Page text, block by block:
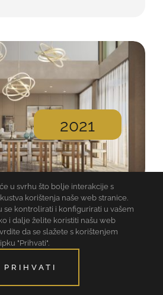
2021
NOVALJA
u svrhu što bolje interakcije s
korištenja naše web stranice.
se kontrolirati i konfigurirati u vašem
i dalje želite koristiti našu web
da se slažete s korištenjem
"Prihvati".
PRIHVATI